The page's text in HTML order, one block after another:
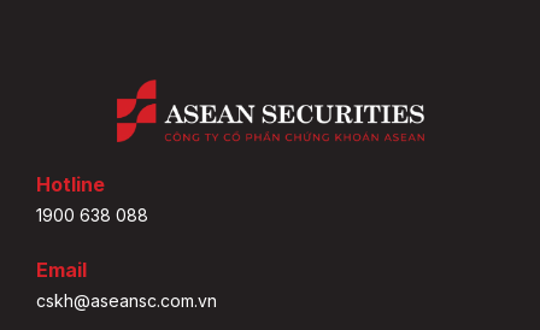
Hotline
1900 638 088
Email
cskh@aseansc.com.vn